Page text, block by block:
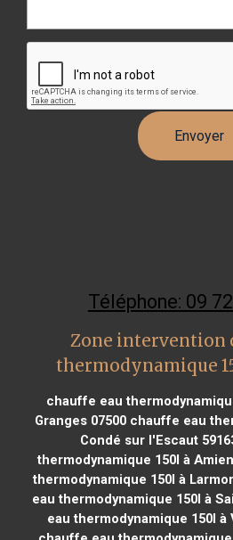
Téléphone: 09
Zone intervention
thermodynamique
chauffe eau
Granges 07500 chauffe eau
Condé sur l'Escaut
thermodynamique 150l à
thermodynamique 150l à
eau thermodynamique 150l à
eau thermodynamique 150l à